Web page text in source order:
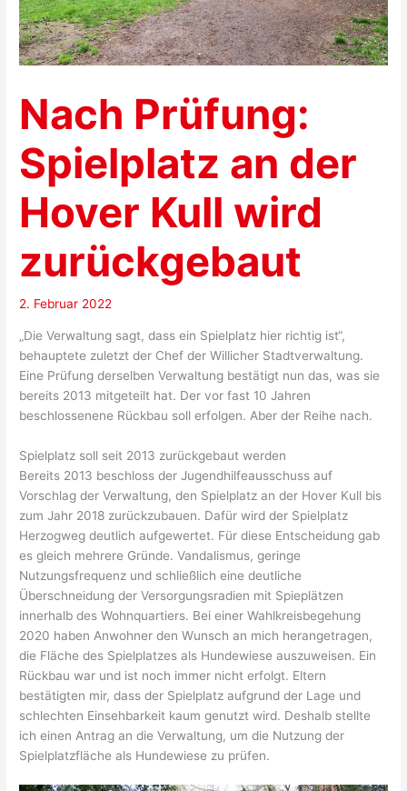
Nach Prüfung:
Spielplatz an der
Hover Kull wird
zurückgebaut
2. Februar 2022
„Die Verwaltung sagt, dass ein Spielplatz hier richtig ist“,
behauptete zuletzt der Chef der Willicher Stadtverwaltung.
Eine Prüfung derselben Verwaltung bestätigt nun das, was sie
bereits 2013 mitgeteilt hat. Der vor fast 10 Jahren
beschlossenene Rückbau soll erfolgen. Aber der Reihe nach.
Spielplatz soll seit 2013 zurückgebaut werden
Bereits 2013 beschloss der Jugendhilfeausschuss auf
Vorschlag der Verwaltung, den Spielplatz an der Hover Kull bis
zum Jahr 2018 zurückzubauen. Dafür wird der Spielplatz
Herzogweg deutlich aufgewertet. Für diese Entscheidung gab
es gleich mehrere Gründe. Vandalismus, geringe
Nutzungsfrequenz und schließlich eine deutliche
Überschneidung der Versorgungsradien mit Spieplätzen
innerhalb des Wohnquartiers. Bei einer Wahlkreisbegehung
2020 haben Anwohner den Wunsch an mich herangetragen,
die Fläche des Spielplatzes als Hundewiese auszuweisen. Ein
Rückbau war und ist noch immer nicht erfolgt. Eltern
bestätigten mir, dass der Spielplatz aufgrund der Lage und
schlechten Einsehbarkeit kaum genutzt wird. Deshalb stellte
ich einen Antrag an die Verwaltung, um die Nutzung der
Spielplatzfläche als Hundewiese zu prüfen.